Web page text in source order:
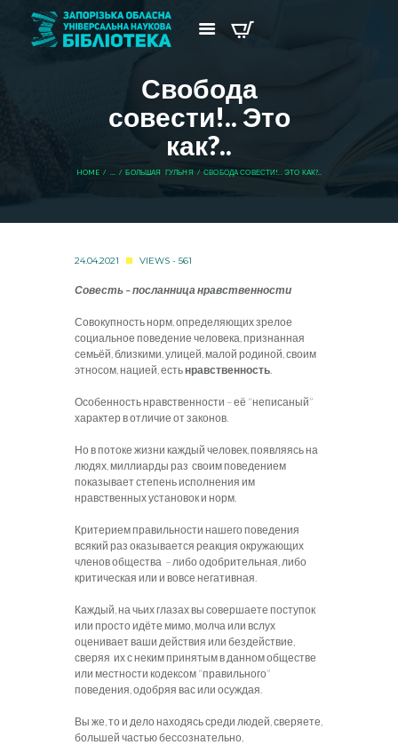
Свобода
совести!.. Это
как?..
HOME ... БОЛЬШАЯ ГУЛЬНЯ СВОБОДА СОВЕСТИ!.. ЭТО КАК?..
24.04.2021 VIEWS - 561
Совесть – посланница нравственности
Совокупность норм, определяющих зрелое
социальное поведение человека, признанная
семьёй, близкими, улицей, малой родиной, своим
этносом, нацией, естьнравственность
Особенность нравственности – её “неписаный”
характер в отличие от законов.
Но в потоке жизни каждый человек, появляясь на
людях, миллиарды раз своим поведением
показывает степень исполнения им
нравственных установок и норм.
Критерием правильности нашего поведения
всякий раз оказывается реакция окружающих
членов общества – либо одобрительная, либо
критическая или и вовсе негативная.
Каждый, на чьих глазах вы совершаете поступок
или просто идёте мимо, молча или вслух
оценивает ваши действия или бездействие,
сверяя их с неким принятым в данном обществе
или местности кодексом “правильного”
поведения, одобряя вас или осуждая.
Вы же, то и дело находясь среди людей, сверяете,
большей частью бессознательно,